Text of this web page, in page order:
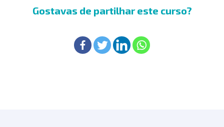
Gostavas de partilhar este curso?